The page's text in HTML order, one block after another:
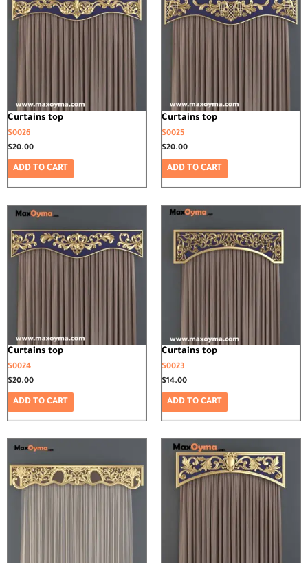
Curtains top
S0026
$20.00
ADD TO CART
Curtains top
S0025
$20.00
ADD TO CART
Curtains top
S0024
$20.00
ADD TO CART
Curtains top
S0023
$14.00
ADD TO CART